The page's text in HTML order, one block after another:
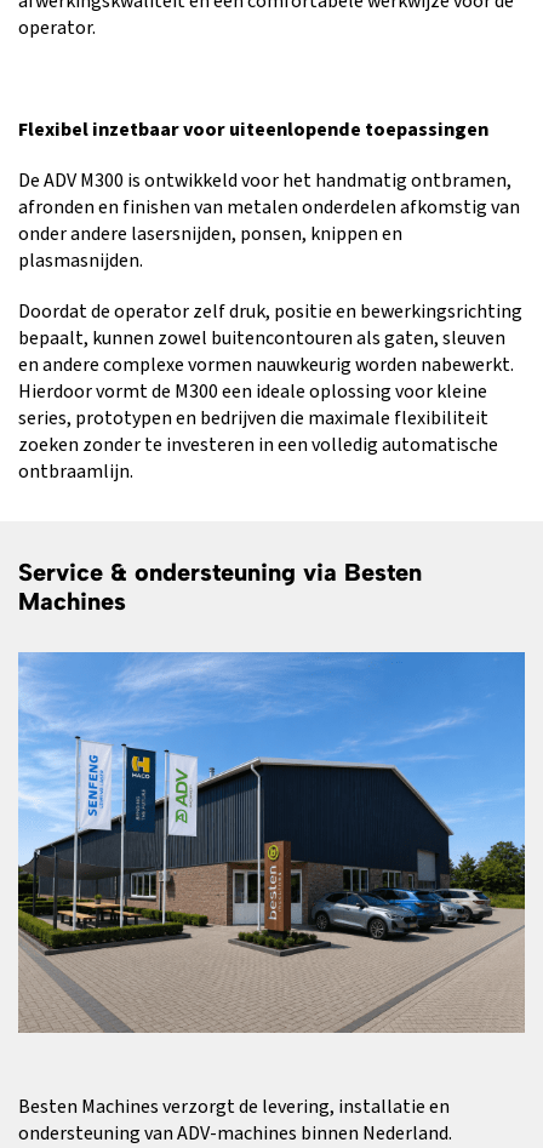
operator.
Flexibel inzetbaar voor uiteenlopende toepassingen
De ADV M300 is ontwikkeld voor het handmatig ontbramen,
afronden en finishen van metalen onderdelen afkomstig van
onder andere lasersnijden, ponsen, knippen en
plasmasnijden.
Doordat de operator zelf druk, positie en bewerkingsrichting
bepaalt, kunnen zowel buitencontouren als gaten, sleuven
en andere complexe vormen nauwkeurig worden nabewerkt.
Hierdoor vormt de M300 een ideale oplossing voor kleine
series, prototypen en bedrijven die maximale flexibiliteit
zoeken zonder te investeren in een volledig automatische
ontbraamlijn.
Service & ondersteuning via Besten
Machines
Besten Machines verzorgt de levering, installatie en
ondersteuning van ADV-machines binnen Nederland.